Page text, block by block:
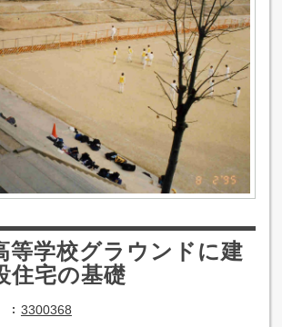
等学校グラウンドに建
住宅の基礎
3300368